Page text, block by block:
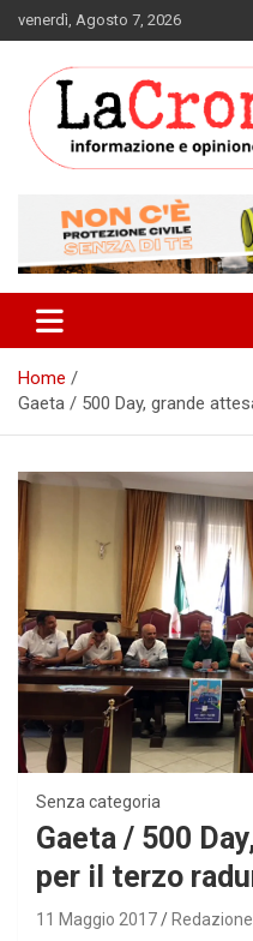
to
venerdì, Agosto 7, 2026
La Cronaca
Home
Gaeta / 500 Day, grande
Senza categoria
Gaeta / 500
per il terzo
11 Maggio 2017 Redazione